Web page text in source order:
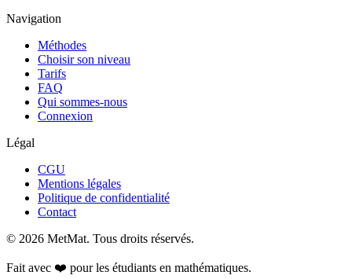
Navigation
Méthodes
Choisir son niveau
Tarifs
FAQ
Qui sommes-nous
Connexion
Légal
CGU
Mentions légales
Politique de confidentialité
Contact
© 2026 MetMat. Tous droits réservés.
Fait avec ❤️ pour les étudiants en mathématiques.